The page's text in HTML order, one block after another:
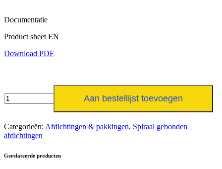
Documentatie
Product sheet EN
Download PDF
TSG
Spiraalgebonden
SM03
aantal
Aan bestellijst toevoegen
Categorieën: Afdichtingen & pakkingen, Spiraal gebonden
afdichtingen
Gerelateerde producten